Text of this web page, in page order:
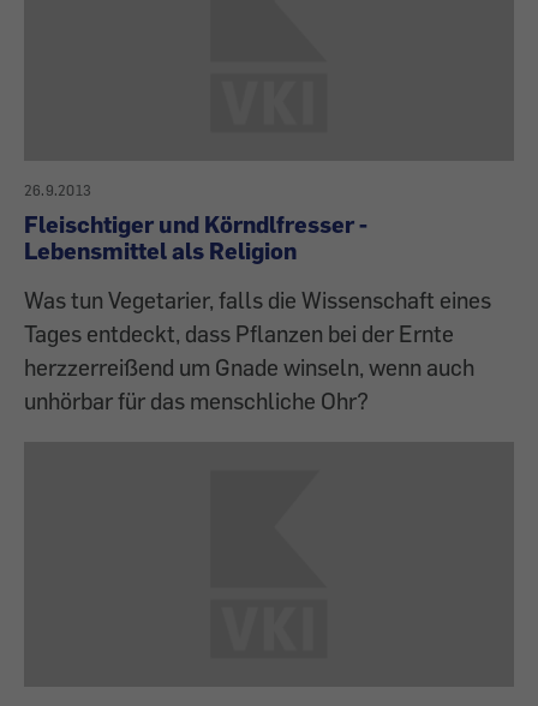
26.9.2013
Fleischtiger und Körndlfresser -
Lebensmittel als Religion
Was tun Vegetarier, falls die Wissenschaft eines
Tages entdeckt, dass Pflanzen bei der Ernte
herzzerreißend um Gnade winseln, wenn auch
unhörbar für das menschliche Ohr?